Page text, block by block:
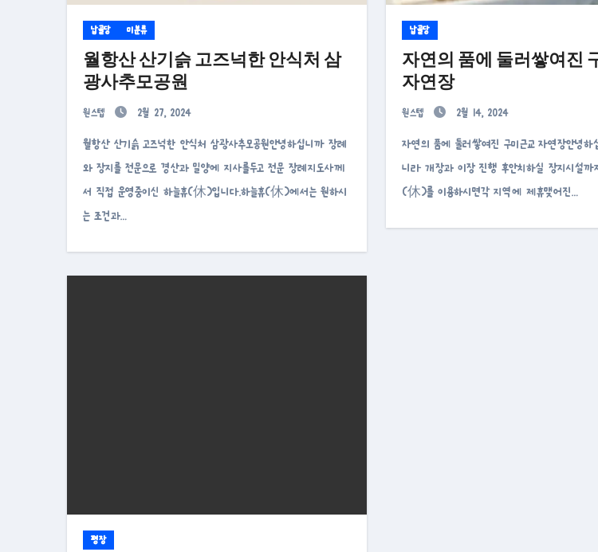
납골당 미분류
월항산 산기슭 고즈넉한 안식처 삼
광사추모공원
원스텝 2월 27, 2024
월항산 산기슭 고즈넉한 안식처 삼광사추모공원안녕하십니까 장례
와 장지를 전문으로 경산과 밀양에 지사를두고 전문 장례지도사께
서 직접 운영중이신 하늘휴(休)입니다.하늘휴(休)에서는 원하시
는 조건과…
납골당
자연의 품에 둘러쌓여진
자연장
원스텝 2월 14, 2024
자연의 품에 둘러쌓여진 구미근교 자연장안녕하십니까 장례 뿐 아
니라 개장과 이장 진행 후안치하실 장지시설까
(休)를 이용하시면각 지역에 제휴맺어진…
평장